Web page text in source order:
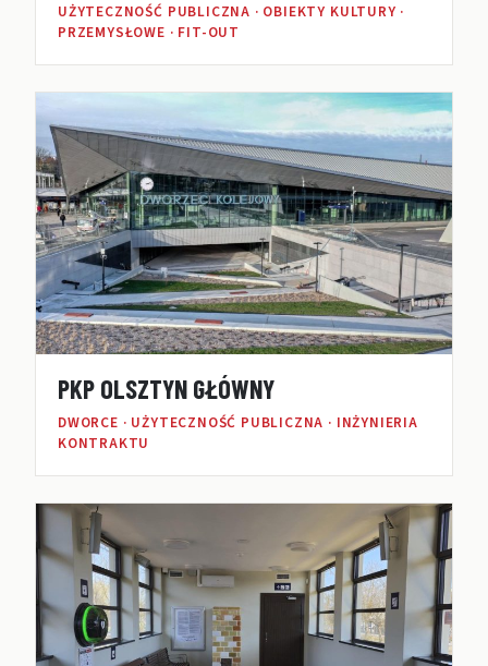
UŻYTECZNOŚĆ PUBLICZNA · OBIEKTY KULTURY ·
PRZEMYSŁOWE · FIT-OUT
PKP OLSZTYN GŁÓWNY
DWORCE · UŻYTECZNOŚĆ PUBLICZNA · INŻYNIERIA
KONTRAKTU